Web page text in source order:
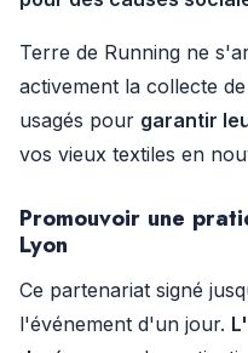
Terre de Running ne
activement la collecte
usagés pour garantir
vos vieux textiles en
Promouvoir une
Lyon
Ce partenariat signé
l'événement d'un jour.